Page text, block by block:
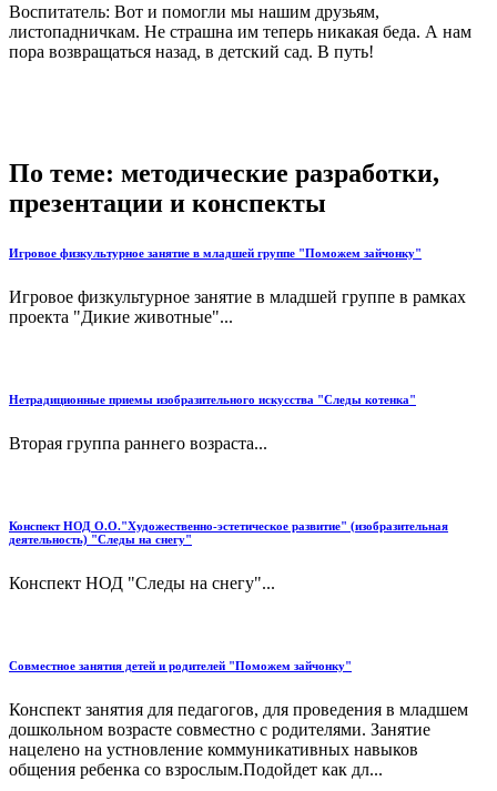
Воспитатель: Вот и помогли мы нашим друзьям,
листопадничкам. Не страшна им теперь никакая беда. А нам
пора возвращаться назад, в детский сад. В путь!
По теме: методические разработки,
презентации и конспекты
Игровое физкультурное занятие в младшей группе "Поможем зайчонку"
Игровое физкультурное занятие в младшей группе в рамках
проекта "Дикие животные"...
Нетрадиционные приемы изобразительного искусства "Следы котенка"
Вторая группа раннего возраста...
Конспект НОД О.О."Художественно-эстетическое развитие" (изобразительная
деятельность) "Следы на снегу"
Конспект НОД "Следы на снегу"...
Совместное занятия детей и родителей "Поможем зайчонку"
Конспект занятия для педагогов, для проведения в младшем
дошкольном возрасте совместно с родителями. Занятие
нацелено на устновление коммуникативных навыков
общения ребенка со взрослым.Подойдет как дл...